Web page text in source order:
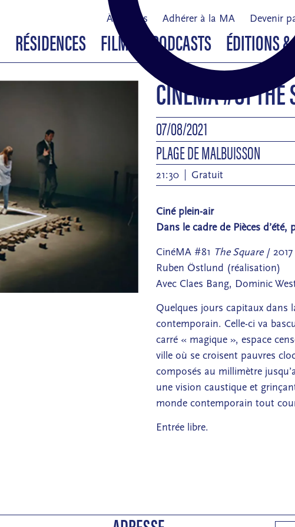
À propos Adhérer à la MA Devenir
RÉSIDENCES FILMS & PODCASTS ÉDITIONS
CINÉMA #81 THE
07/08/2021
PLAGE DE MALBUISSON
21:30 Gratuit
Ciné plein-air
Dans le cadre de Pièces
CinéMA #81 The Square/ 2017
Ruben Östlund (réalisation)
Avec Claes Bang, Dominic
Quelques jours capitaux dans
contemporain. Celle-ci va
carré « magique », espace
ville où se croisent pauvres
composés au millimètre
une vision caustique et
monde contemporain tout
Entrée libre.